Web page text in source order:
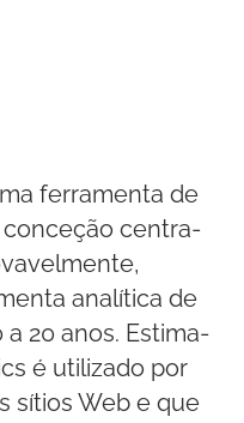
ferramenta de
conceção centra-
analítica de
20 anos. Estima-
é utilizado por
sítios Web e que